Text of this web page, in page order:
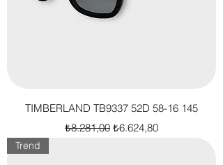
TIMBERLAND TB9337 52D 58-16 145
Normal Fiyat
₺8.281,00 İndirimli Fiyat
₺6.624,80
Trend